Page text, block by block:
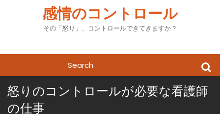
感情のコントロール
その「怒り」、コントロールできてきますか？
for:
怒りのコントロールが必要な看護師
の仕事